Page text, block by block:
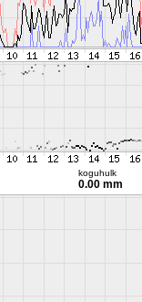
koguhulk
0.00 mm